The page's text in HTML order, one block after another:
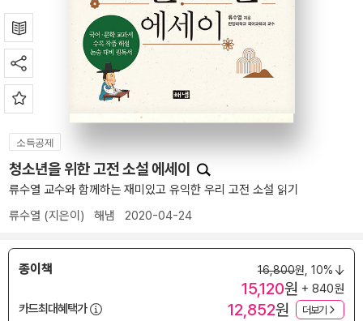
소득공제
청소년을 위한 고전 소설 에세이
류수열 교수와 함께하는 재미있고 유익한 우리 고전 소설 읽기
류수열 (지은이) 해냄 2020-04-24
종이책 16,800원, 10%
15,120원 + 840원
카드최대혜택가
12,852원 더보기